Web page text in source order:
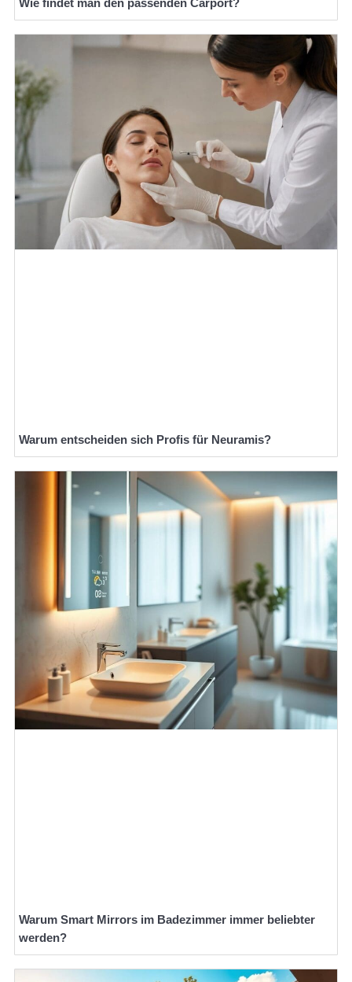
Warum entscheiden sich Profis für Neuramis?
Warum Smart Mirrors im Badezimmer immer beliebter
werden?